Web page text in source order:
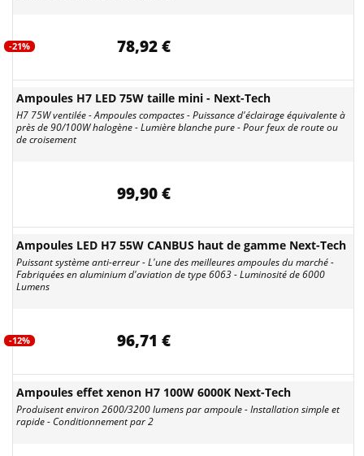
-21% 78,92 €
Ampoules H7 LED 75W taille mini - Next-Tech
H7 75W ventilée - Ampoules compactes - Puissance d'éclairage équivalente à
près de 90/100W halogène - Lumière blanche pure - Pour feux de route ou
de croisement
99,90 €
Ampoules LED H7 55W CANBUS haut de gamme Next-Tech
Puissant système anti-erreur - L'une des meilleures ampoules du marché -
Fabriquées en aluminium d'aviation de type 6063 - Luminosité de 6000
Lumens
-12% 96,71 €
Ampoules effet xenon H7 100W 6000K Next-Tech
Produisent environ 2600/3200 lumens par ampoule - Installation simple et
rapide - Conditionnement par 2